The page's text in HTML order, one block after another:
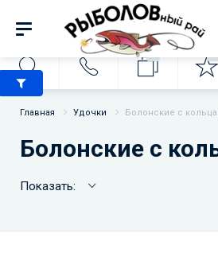
Главная Удочки Болонские с
Болонские с
Показать: